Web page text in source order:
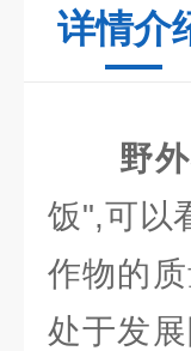
详情介
野
饭",可以
作物的
处于发